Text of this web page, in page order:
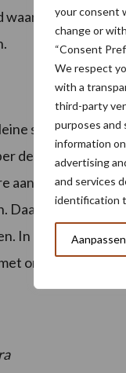
your consent
change or
“Consent
We respect
with a
third-party
purposes and
information
advertising
and services
identification
Aanpassen
een
schaal
de SKAL-
aan de
Daarbij wordt
In diverse
onderzoek